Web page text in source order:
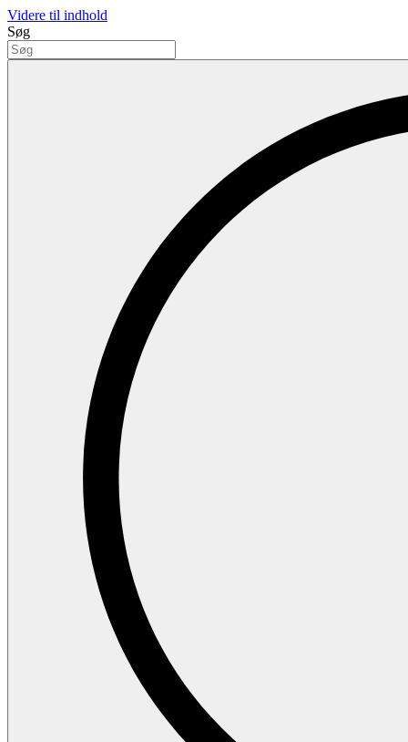
Videre til indhold
Søg